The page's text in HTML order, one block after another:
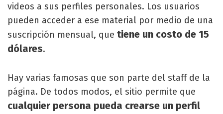
videos a sus perfiles personales. Los usuarios
pueden acceder a ese material por medio de una
suscripción mensual, que tiene un costo de 15
dólares.
Hay varias famosas que son parte del staff de la
página. De todos modos, el sitio permite que
cualquier persona pueda crearse un perfil